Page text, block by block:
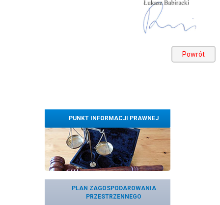
PUNKT INFORMACJI PRAWNEJ
PLAN ZAGOSPODAROWANIA
PRZESTRZENNEGO
Powrót